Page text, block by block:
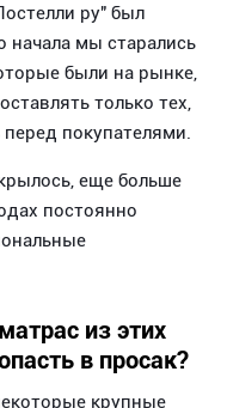
ру" был
начала мы старались
были на рынке,
только тех,
перед покупателями.
еще больше
постоянно
из этих
в просак?
крупные